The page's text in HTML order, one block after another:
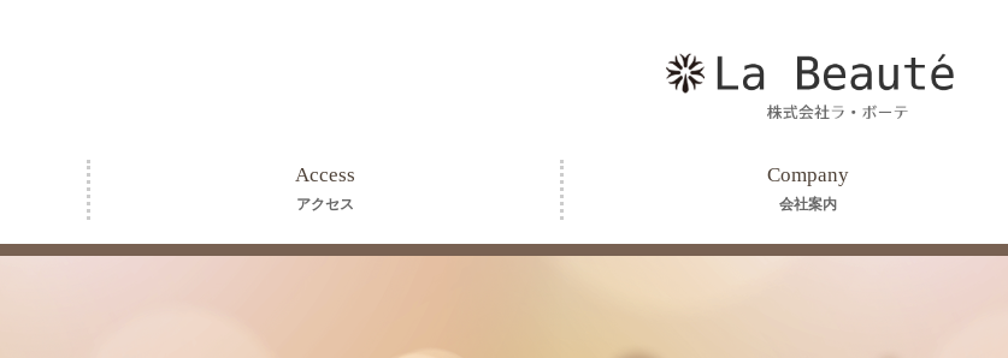
Access
アクセス
Company
会社案内